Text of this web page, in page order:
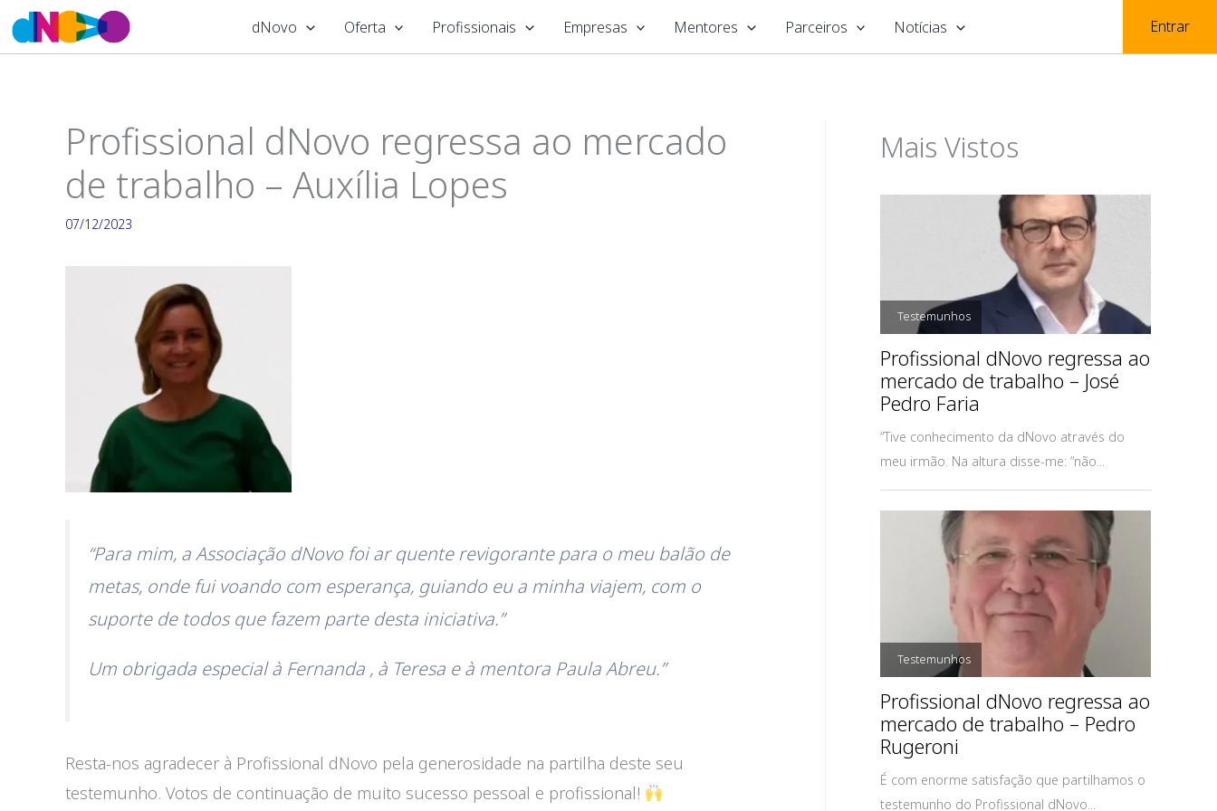
Skip
to
dNovo Oferta Profissionais Empresas Mentores Parceiros Notícias Entrar
Profissional dNovo regressa ao mercado
de trabalho – Auxília Lopes
07/12/2023
“Para mim, a Associação dNovo foi ar quente revigorante para o meu balão de
metas, onde fui voando com esperança, guiando eu a minha viajem, com o
suporte de todos que fazem parte desta iniciativa.”
Um obrigada especial à Fernanda , à Teresa e à mentora Paula Abreu.”
Resta-nos agradecer à Profissional dNovo pela generosidade na partilha deste seu
testemunho. Votos de continuação de muito sucesso pessoal e profissional!
Mais Vistos
Testemunhos
Profissional dNovo regressa ao
mercado de trabalho – José
Pedro Faria
“Tive conhecimento da dNovo através do
meu irmão. Na altura disse-me: “não...
Testemunhos
Profissional dNovo regressa ao
mercado de trabalho – Pedro
Rugeroni
É com enorme satisfação que partilhamos o
testemunho do Profissional dNovo...